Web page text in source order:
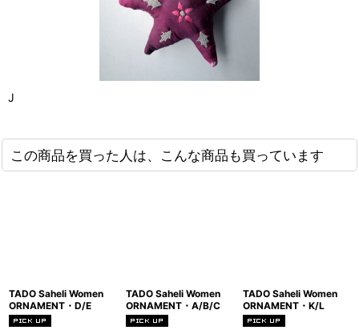
J
この商品を買った人は、こんな商品も買っています
TADO Saheli Women
ORNAMENT・D/E
TADO Saheli Women
ORNAMENT・A/B/C
TADO Saheli Women
ORNAMENT・K/L